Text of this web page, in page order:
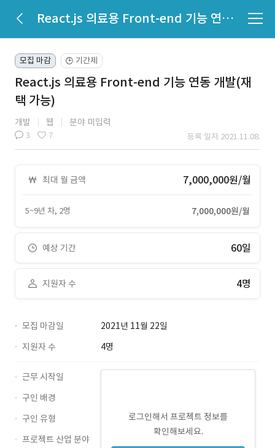
React.js 의료용 Front-end 기능 연동 개발(재택 가능)
모집 마감 🕒 기간제
React.js 의료용 Front-end 기능 연동 개발(재
택 가능)
개발 웹 분야 미입력
3 7 등록 일자 2021.11.08.
최대 월 금액 7,000,000원/월
5~9년 차, 2명 7,000,000원/월
예상 기간 60일
지원자 수 4명
모집 마감일
2021년 11월 22일
지원자 수
4명
로그인해서 프로젝트 정보를
확인해보세요.
근무 시작일
구인 배경
구인 유형
프로젝트 산업 분야